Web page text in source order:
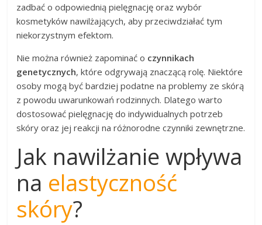
zadbać o odpowiednią pielęgnację oraz wybór
kosmetyków nawilżających, aby przeciwdziałać tym
niekorzystnym efektom.
Nie można również zapominać o czynnikach
genetycznych, które odgrywają znaczącą rolę. Niektóre
osoby mogą być bardziej podatne na problemy ze skórą
z powodu uwarunkowań rodzinnych. Dlatego warto
dostosować pielęgnację do indywidualnych potrzeb
skóry oraz jej reakcji na różnorodne czynniki zewnętrzne.
Jak nawilżanie wpływa
na elastyczność
skóry?